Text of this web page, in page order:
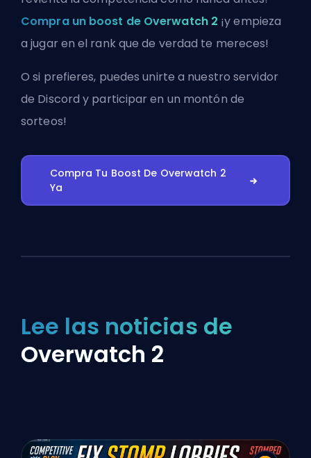
Compra un boost de Overwatch 2 ¡y empieza
a jugar en el rank que de verdad te mereces!
O si prefieres, puedesunirte a nuestro servidor
de Discord y participar en un montón de
sorteos!
Compra Tu Boost De Overwatch 2
Ya
Lee las noticias de
Overwatch 2